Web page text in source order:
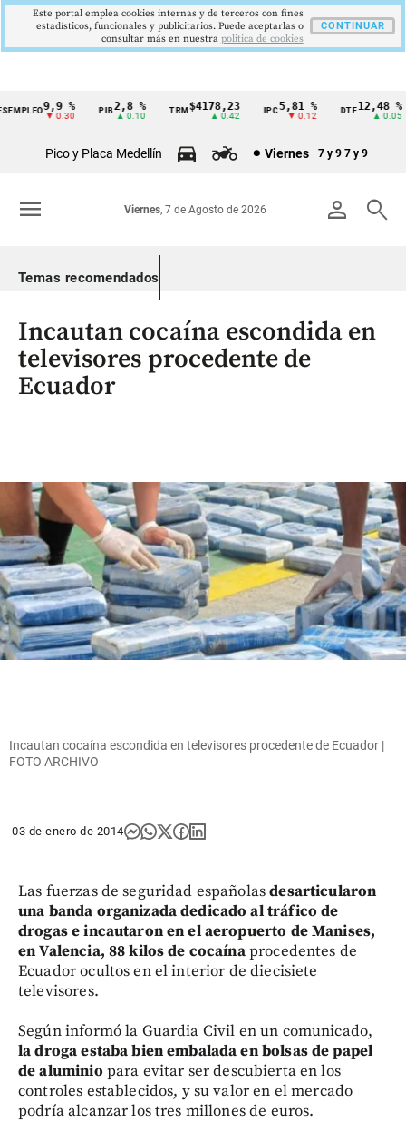
Cintillo
Colombia
9,9 %
▼ 0.30
PIB2,8 %
▲ 0.10
TRM$4178,23
▲ 0.42
5,81 %
▼ 0.12
DTF12,48 %
▲ 0.05
Pico y Placa Medellín Viernes 7 y 9 7 y 9
person search
Viernes, 7 de Agosto de 2026
menu
Temas recomendados
Incautan cocaína escondida en
televisores procedente de
Ecuador
Incautan cocaína escondida en televisores procedente de Ecuador |
FOTO ARCHIVO
03 de enero de 2014
Las fuerzas de seguridad españolasdesarticularon
una banda organizada dedicado al tráfico de
drogas e incautaron en el aeropuerto de Manises,
en Valencia, 88 kilos de cocaínaprocedentes de
Ecuador ocultos en el interior de diecisiete
televisores.
Según informó la Guardia Civil en un comunicado,
la droga estaba bien embalada en bolsas de papel
de aluminio para evitar ser descubierta en los
controles establecidos, y su valor en el mercado
podría alcanzar los tres millones de euros.
Este portal emplea cookies internas y de terceros con fines
estadísticos, funcionales y publicitarios. Puede aceptarlas o
consultar más en nuestra politica de cookies
CONTINUAR